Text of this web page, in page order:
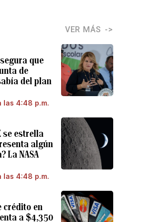
VER MÁS
que
de
del plan
las 4:48 p.m.
se estrella
algún
La NASA
las 4:48 p.m.
crédito en
a $4,350